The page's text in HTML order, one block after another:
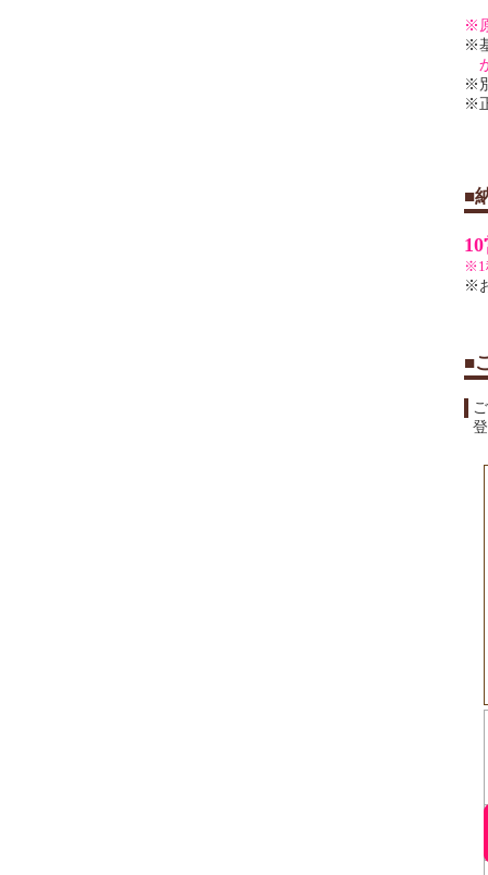
■
※1
※
■